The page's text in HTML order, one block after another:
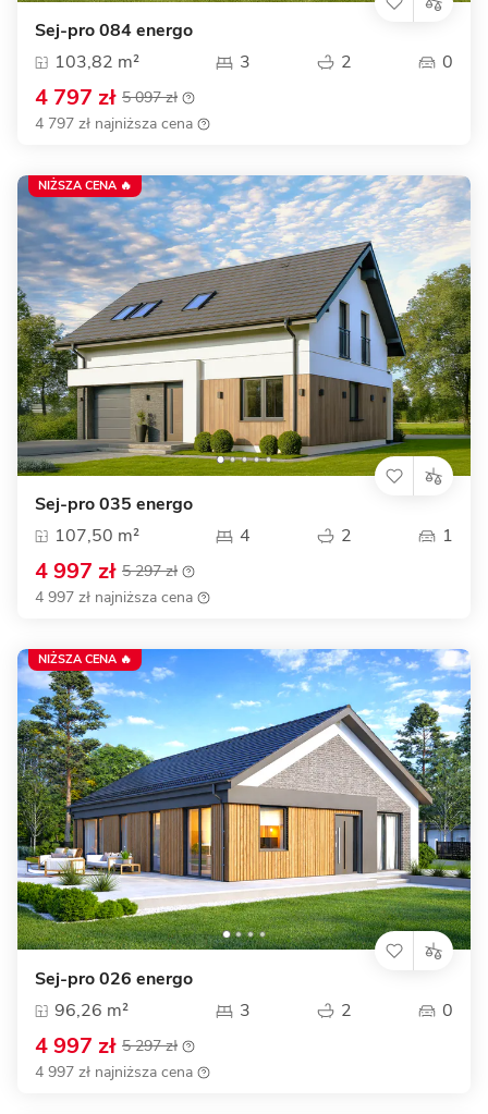
Sej-pro 084 energo
103,82 m²
3 2 0
4 797 zł 5 097 zł
4 797 zł najniższa cena
Sej-pro 035 energo
107,50 m²
4 2 1
4 997 zł 5 297 zł
4 997 zł najniższa cena
NIŻSZA CENA 🔥
Sej-pro 026 energo
96,26 m²
3 2 0
4 997 zł 5 297 zł
4 997 zł najniższa cena
NIŻSZA CENA 🔥